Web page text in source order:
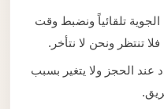
تلقائياً ونضبط وقت
ونحن لا نتأخر.
الحجز ولا يتغير بسبب